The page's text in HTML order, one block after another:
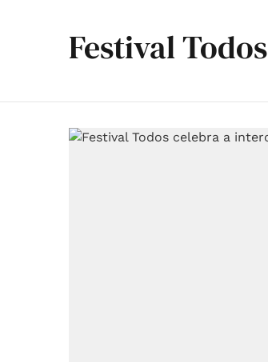
Festival Todos